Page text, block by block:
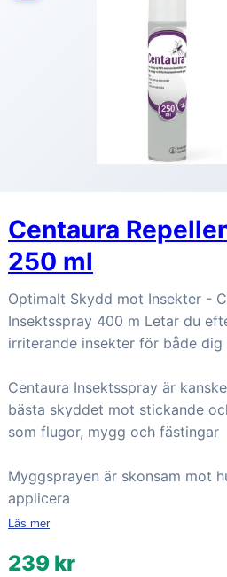
Centaura
250 ml
Optimalt Skydd mot Insekter -
Insektsspray 400 m Letar du
irriterande insekter för både dig
Centaura Insektsspray är
bästa skyddet mot stickande
som flugor, mygg och fästingar
Myggsprayen är skonsam mot
applicera
Läs mer
239 kr